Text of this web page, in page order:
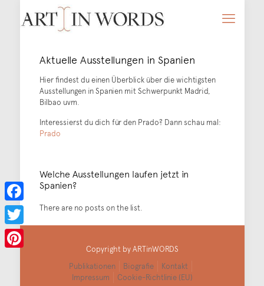
Aktuelle Ausstellungen in Spanien
Hier findest du einen Überblick über die wichtigsten
Ausstellungen in Spanien mit Schwerpunkt Madrid,
Bilbao uvm.
Interessierst du dich für den Prado? Dann schau mal:
Prado
Welche Ausstellungen laufen jetzt in
Spanien?
There are no posts on the list.
Copyright by ARTinWORDS
Publikationen
Biografie
Kontakt
Impressum
Cookie-Richtlinie (EU)
Facebook
Twitter